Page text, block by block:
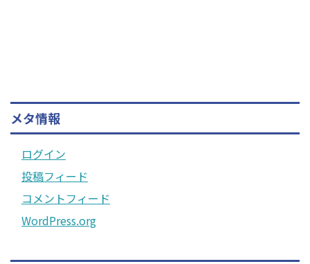
メタ情報
ログイン
投稿フィード
コメントフィード
WordPress.org